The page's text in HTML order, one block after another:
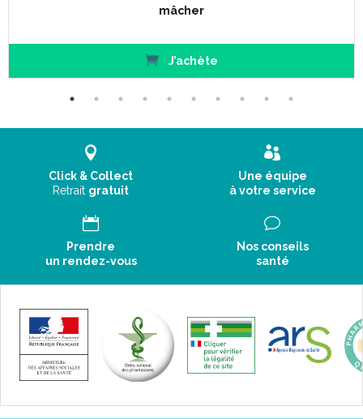
mâcher
J’achète
Click & Collect
Retrait gratuit
Une équipe
à votre service
Prendre
un rendez-vous
Nos conseils
santé